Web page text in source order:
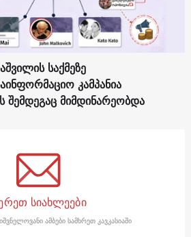
საქმეზე
კამპანია
შემდეგაც მიმდინარეობდა
სიახლეები
ამბები სამხრეთ კავკასიაში